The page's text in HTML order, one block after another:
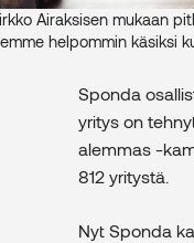
Airaksisen mukaan
helpommin käsiksi
Sponda
yritys on
alemmas -
812 yritystä.
Nyt Sponda